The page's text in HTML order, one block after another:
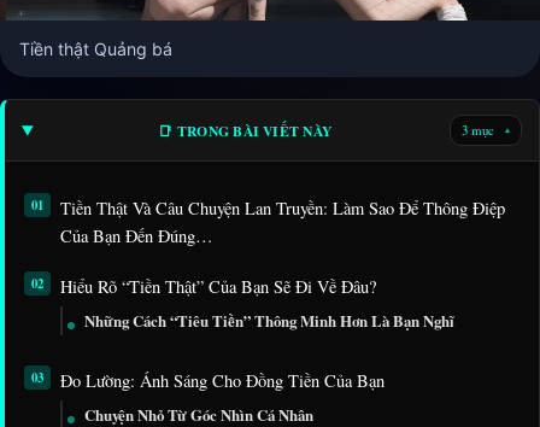
Tiền thật Quảng bá
📑 TRONG BÀI VIẾT NÀY 3 mục ▾
Tiền Thật Và Câu Chuyện Lan Truyền: Làm Sao Để Thông Điệp
Của Bạn Đến Đúng…
Hiểu Rõ “Tiền Thật” Của Bạn Sẽ Đi Về Đâu?
Những Cách “Tiêu Tiền” Thông Minh Hơn Là Bạn Nghĩ
Đo Lường: Ánh Sáng Cho Đồng Tiền Của Bạn
Chuyện Nhỏ Từ Góc Nhìn Cá Nhân